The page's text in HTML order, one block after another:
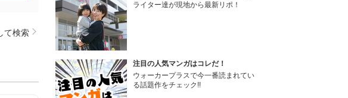
て検索
ライター達が現地から最新リポ！
注目の人気マンガはコレだ！
ウォーカープラスで今一番読まれてい
る話題作をチェック!!